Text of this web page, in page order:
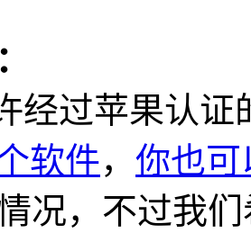
经过苹果认证
软件， 你也可
况，不过我